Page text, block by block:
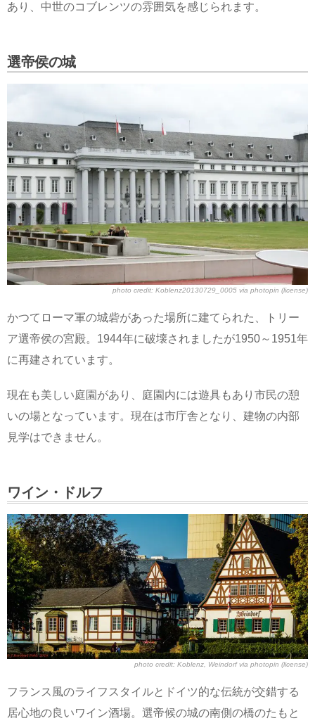
あり、中世のコブレンツの雰囲気を感じられます。
選帝侯の城
photo credit: Koblenz20130729_0005 via photopin (license)
かつてローマ軍の城砦があった場所に建てられた、トリー
ア選帝侯の宮殿。1944年に破壊されましたが1950～1951年
に再建されています。
現在も美しい庭園があり、庭園内には遊具もあり市民の憩
いの場となっています。現在は市庁舎となり、建物の内部
見学はできません。
ワイン・ドルフ
photo credit: Koblenz, Weindorfvia photopin (license)
フランス風のライフスタイルとドイツ的な伝統が交錯する
居心地の良いワイン酒場。選帝候の城の南側の橋のたもと